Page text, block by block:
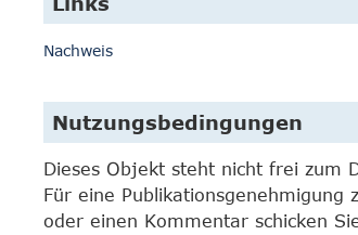
Nachweis
Nutzungsbedingungen
Dieses Objekt steht nicht frei zum
Für eine
oder einen Kommentar schicken